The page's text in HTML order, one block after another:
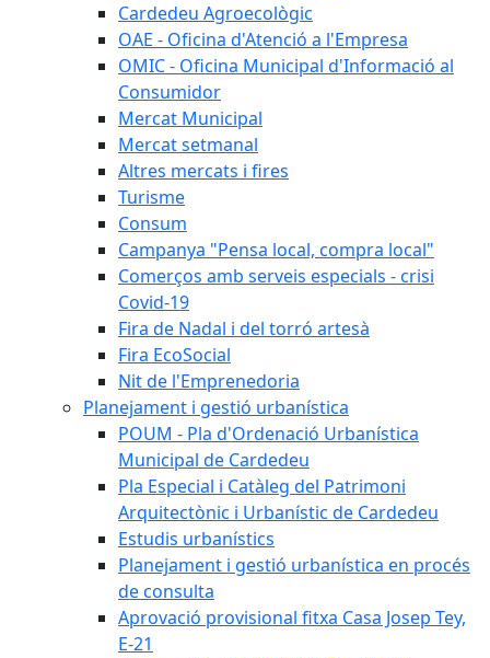
Cardedeu Agroecològic
OAE - Oficina d'Atenció a l'Empresa
OMIC - Oficina Municipal d'Informació al
Consumidor
Mercat Municipal
Mercat setmanal
Altres mercats i fires
Turisme
Consum
Campanya "Pensa local, compra local"
Comerços amb serveis especials - crisi
Covid-19
Fira de Nadal i del torró artesà
Fira EcoSocial
Nit de l'Emprenedoria
Planejament i gestió urbanística
POUM - Pla d'Ordenació Urbanística
Municipal de Cardedeu
Pla Especial i Catàleg del Patrimoni
Arquitectònic i Urbanístic de Cardedeu
Estudis urbanístics
Planejament i gestió urbanística en procés
de consulta
Aprovació provisional fitxa Casa Josep Tey,
E-21